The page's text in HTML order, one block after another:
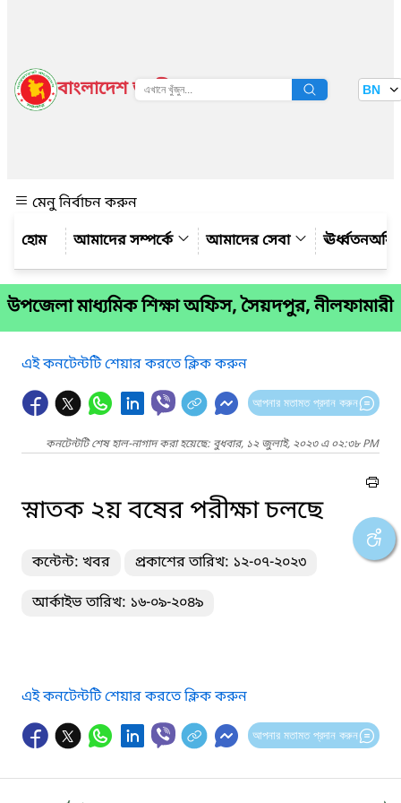
বাংলাদেশ জাতীয় তথ্য বাতায়ন BN
মেনু নির্বাচন করুন
আমাদের সম্পর্কে
আমাদের সেবা
উপজেলা মাধ্যমিক শিক্ষা অফিস, সৈয়দপুর, নীলফামারী
এই কনটেন্টটি শেয়ার করতে ক্লিক করুন
আপনার মতামত প্রদান করুন
কনটেন্টটি শেষ হাল-নাগাদ করা হয়েছে: বুধবার, ১২ জুলাই, ২০২৩ এ ০২:৩৮ PM
স্নাতক ২য় বষের পরীক্ষা চলছে
কন্টেন্ট: খবর প্রকাশের তারিখ: ১২-০৭-২০২৩
আর্কাইভ তারিখ: ১৬-০৯-২০৪৯
এই কনটেন্টটি শেয়ার করতে ক্লিক করুন
আপনার মতামত প্রদান করুন